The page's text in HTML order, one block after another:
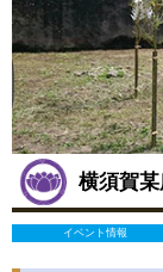
横須賀
イベント情報